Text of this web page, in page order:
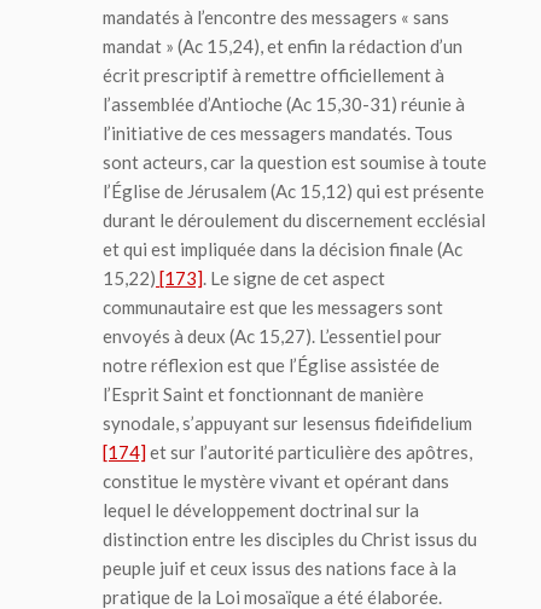
mandatés à l’encontre des messagers « sans
mandat » (Ac 15,24), et enfin la rédaction d’un
écrit prescriptif à remettre officiellement à
l’assemblée d’Antioche (Ac 15,30-31) réunie à
l’initiative de ces messagers mandatés. Tous
sont acteurs, car la question est soumise à toute
l’Église de Jérusalem (Ac 15,12) qui est présente
durant le déroulement du discernement ecclésial
et qui est impliquée dans la décision finale (Ac
15,22) [173] . Le signe de cet aspect
communautaire est que les messagers sont
envoyés à deux (Ac 15,27). L’essentiel pour
notre réflexion est que l’Église assistée de
l’Esprit Saint et fonctionnant de manière
synodale, s’appuyant sur lesensus fideifidelium
[174]et sur l’autorité particulière des apôtres,
constitue le mystère vivant et opérant dans
lequel le développement doctrinal sur la
distinction entre les disciples du Christ issus du
peuple juif et ceux issus des nations face à la
pratique de la Loi mosaïque a été élaborée.